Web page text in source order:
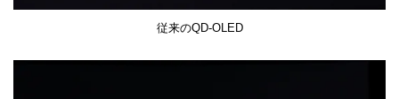
従来のQD-OLED